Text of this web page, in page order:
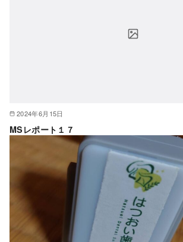
2024年6月15日
MSレポート１７